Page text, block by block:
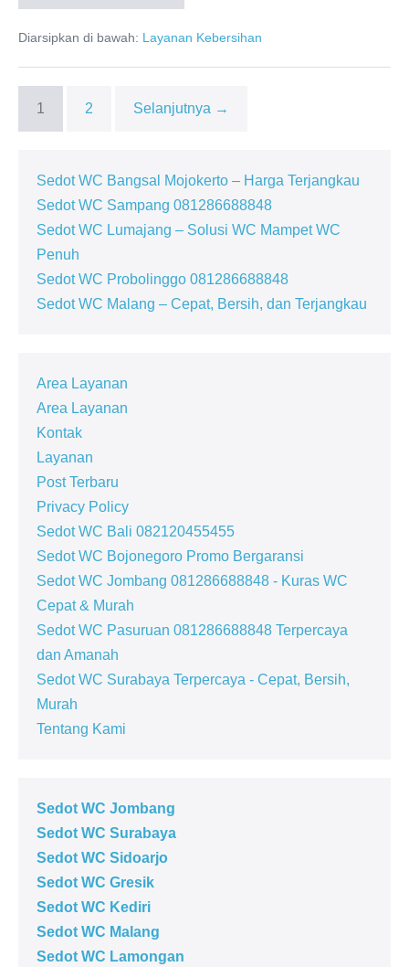
WC
Murah:
Praktis
Sanitasi
Diarsipkan di bawah: Layanan Kebersihan
1 2 Selanjutnya →
Sedot WC Bangsal Mojokerto – Harga Terjangkau
Sedot WC Sampang 081286688848
Sedot WC Lumajang – Solusi WC Mampet WC
Penuh
Sedot WC Probolinggo 081286688848
Sedot WC Malang – Cepat, Bersih, dan Terjangkau
Area Layanan
Area Layanan
Kontak
Layanan
Post Terbaru
Privacy Policy
Sedot WC Bali 082120455455
Sedot WC Bojonegoro Promo Bergaransi
Sedot WC Jombang 081286688848 - Kuras WC
Cepat & Murah
Sedot WC Pasuruan 081286688848 Terpercaya
dan Amanah
Sedot WC Surabaya Terpercaya - Cepat, Bersih,
Murah
Tentang Kami
Sedot WC Jombang
Sedot WC Surabaya
Sedot WC Sidoarjo
Sedot WC Gresik
Sedot WC Kediri
Sedot WC Malang
Sedot WC Lamongan